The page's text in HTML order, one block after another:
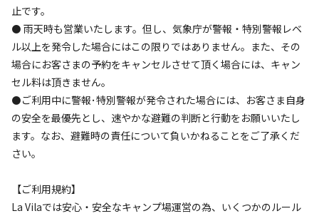
止です。
⚫ 雨天時も営業いたします。但し、気象庁が警報・特別警報レベ
ル以上を発令した場合にはこの限りではありません。また、その
場合にお客さまの予約をキャンセルさせて頂く場合には、キャン
セル料は頂きません。
⚫ご利用中に警報･特別警報が発令された場合には、お客さま自身
の安全を最優先とし、速やかな避難の判断と行動をお願いいたし
ます。なお、避難時の責任について負いかねることをご了承くだ
さい。
【ご利用規約】
La Vilaでは安心・安全なキャンプ場運営の為、いくつかのルール
キャンペーン
2026.8.5更新